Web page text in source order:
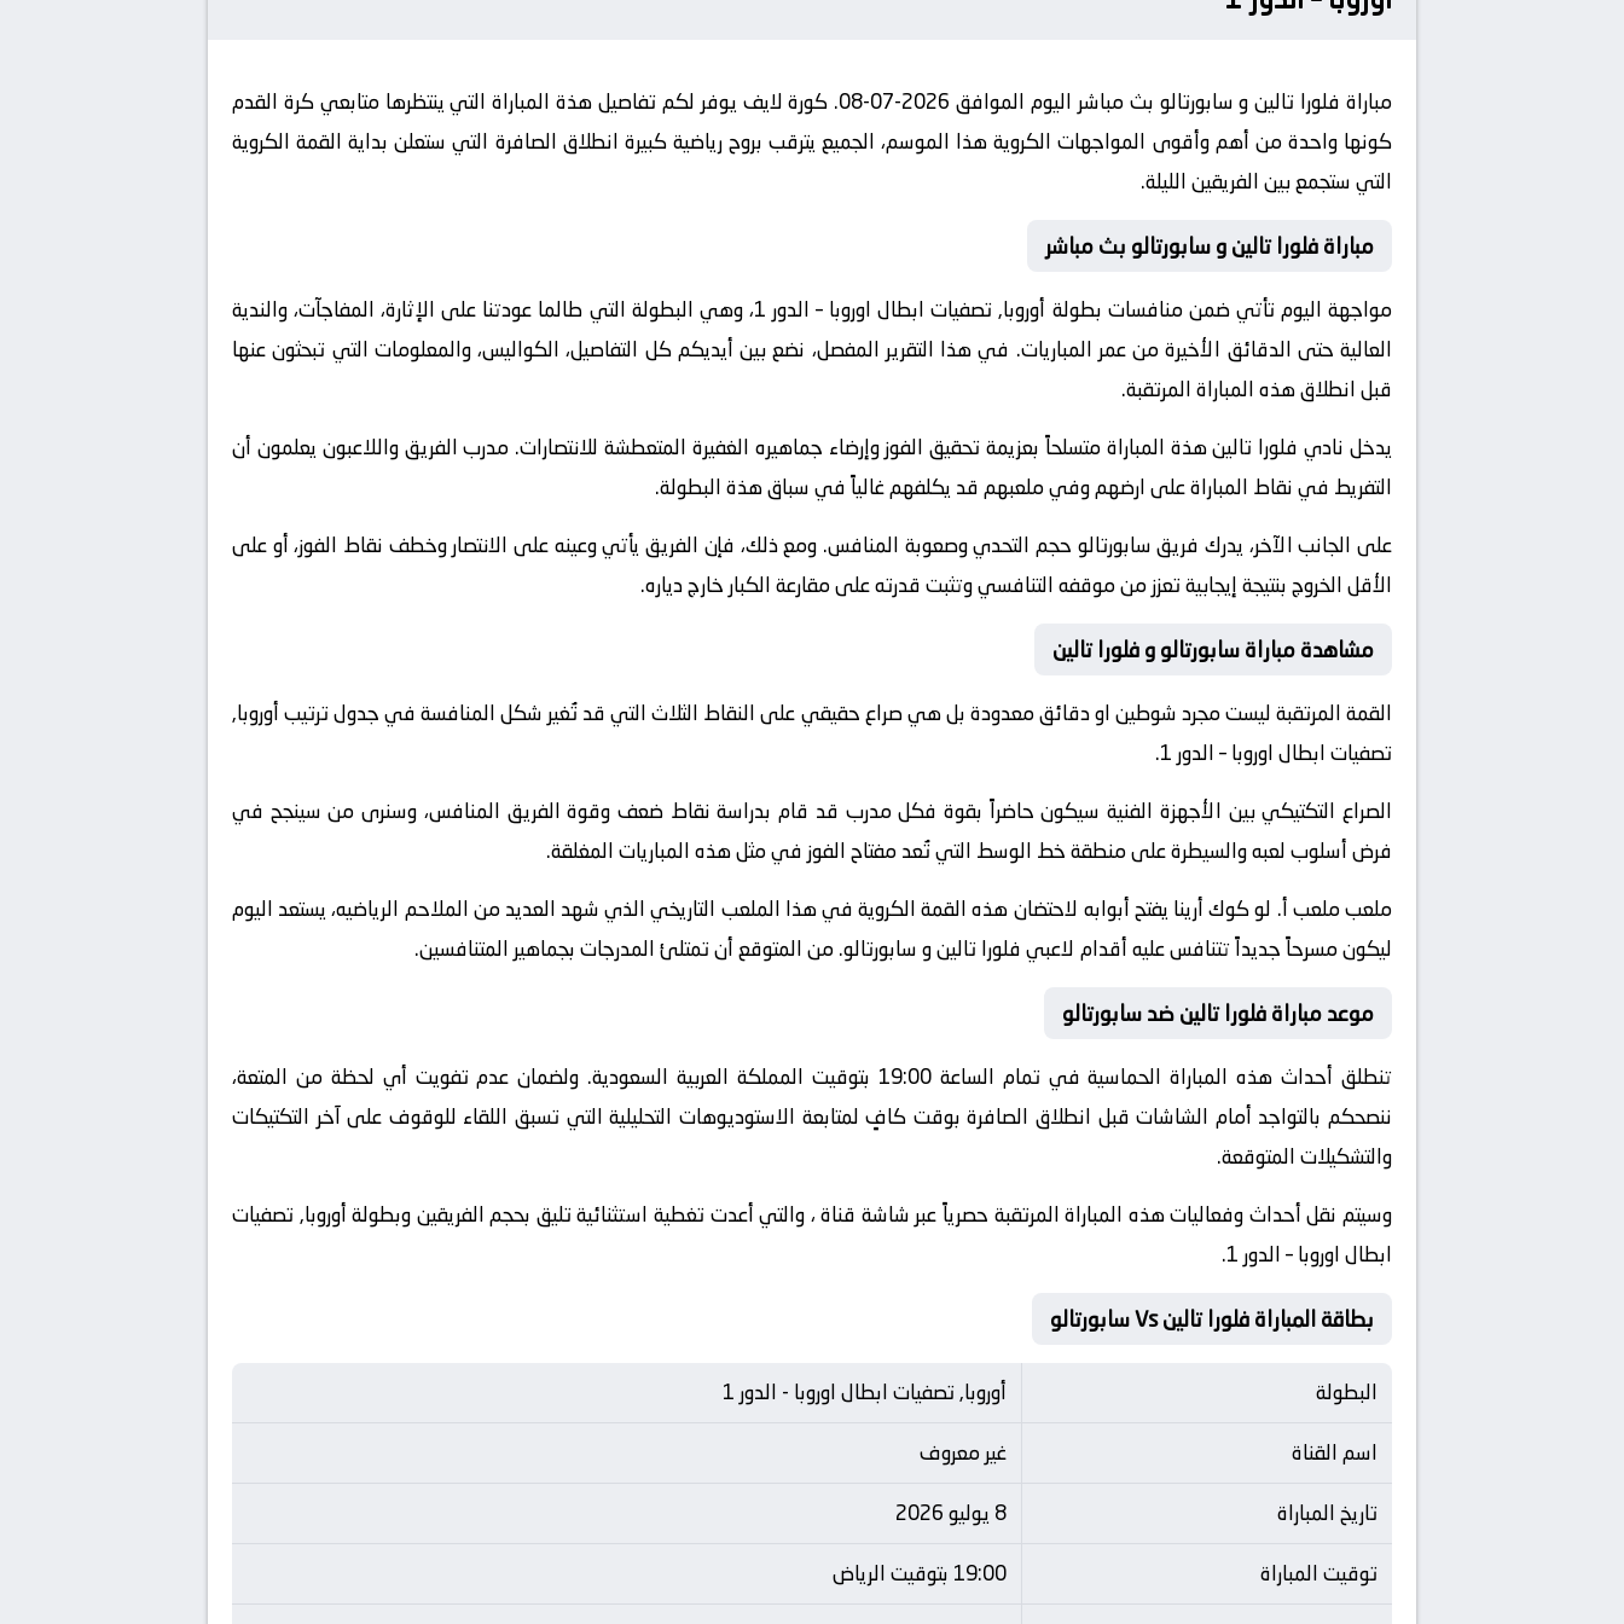
مباراة فلورا تالين و سابورتالو بث مباشر اليوم الموافق 2026-07-08. كورة لايف يوفر لكم تفاصيل هذة المباراة التي ينتظرها متابعي كرة القدم
كونها واحدة من أهم وأقوى المواجهات الكروية هذا الموسم، الجميع يترقب بروح رياضية كبيرة انطلاق الصافرة التي ستعلن بداية القمة الكروية
التي ستجمع بين الفريقين الليلة.
مباراة فلورا تالين و سابورتالو بث مباشر
مواجهة اليوم تأتي ضمن منافسات بطولة أوروبا, تصفيات ابطال اوروبا – الدور 1، وهي البطولة التي طالما عودتنا على الإثارة، المفاجآت، والندية
العالية حتى الدقائق الأخيرة من عمر المباريات. في هذا التقرير المفصل، نضع بين أيديكم كل التفاصيل، الكواليس، والمعلومات التي تبحثون عنها
قبل انطلاق هذه المباراة المرتقبة.
يدخل نادي فلورا تالين هذة المباراة متسلحاً بعزيمة تحقيق الفوز وإرضاء جماهيره الغفيرة المتعطشة للانتصارات. مدرب الفريق واللاعبون يعلمون أن
التفريط في نقاط المباراة على ارضهم وفي ملعبهم قد يكلفهم غالياً في سباق هذة البطولة.
على الجانب الآخر، يدرك فريق سابورتالو حجم التحدي وصعوبة المنافس. ومع ذلك، فإن الفريق يأتي وعينه على الانتصار وخطف نقاط الفوز، أو على
الأقل الخروج بنتيجة إيجابية تعزز من موقفه التنافسي وتثبت قدرته على مقارعة الكبار خارج دياره.
مشاهدة مباراة سابورتالو و فلورا تالين
القمة المرتقبة ليست مجرد شوطين او دقائق معدودة بل هي صراع حقيقي على النقاط الثلاث التي قد تُغير شكل المنافسة في جدول ترتيب أوروبا,
تصفيات ابطال اوروبا – الدور 1.
الصراع التكتيكي بين الأجهزة الفنية سيكون حاضراً بقوة فكل مدرب قد قام بدراسة نقاط ضعف وقوة الفريق المنافس، وسنرى من سينجح في
فرض أسلوب لعبه والسيطرة على منطقة خط الوسط التي تُعد مفتاح الفوز في مثل هذه المباريات المغلقة.
ملعب ملعب أ. لو كوك أرينا يفتح أبوابه لاحتضان هذه القمة الكروية في هذا الملعب التاريخي الذي شهد العديد من الملاحم الرياضيه، يستعد اليوم
ليكون مسرحاً جديداً تتنافس عليه أقدام لاعبي فلورا تالين و سابورتالو. من المتوقع أن تمتلئ المدرجات بجماهير المتنافسين.
موعد مباراة فلورا تالين ضد سابورتالو
تنطلق أحداث هذه المباراة الحماسية في تمام الساعة 19:00 بتوقيت المملكة العربية السعودية. ولضمان عدم تفويت أي لحظة من المتعة،
ننصحكم بالتواجد أمام الشاشات قبل انطلاق الصافرة بوقت كافٍ لمتابعة الاستوديوهات التحليلية التي تسبق اللقاء للوقوف على آخر التكتيكات
والتشكيلات المتوقعة.
​وسيتم نقل أحداث وفعاليات هذه المباراة المرتقبة حصرياً عبر شاشة قناة ، والتي أعدت تغطية استثنائية تليق بحجم الفريقين وبطولة أوروبا, تصفيات
ابطال اوروبا – الدور 1.
بطاقة المباراة فلورا تالين Vs سابورتالو
البطولة
أوروبا, تصفيات ابطال اوروبا - الدور 1
اسم القناة
غير معروف
تاريخ المباراة
8 يوليو 2026
توقيت المباراة
19:00 بتوقيت الرياض